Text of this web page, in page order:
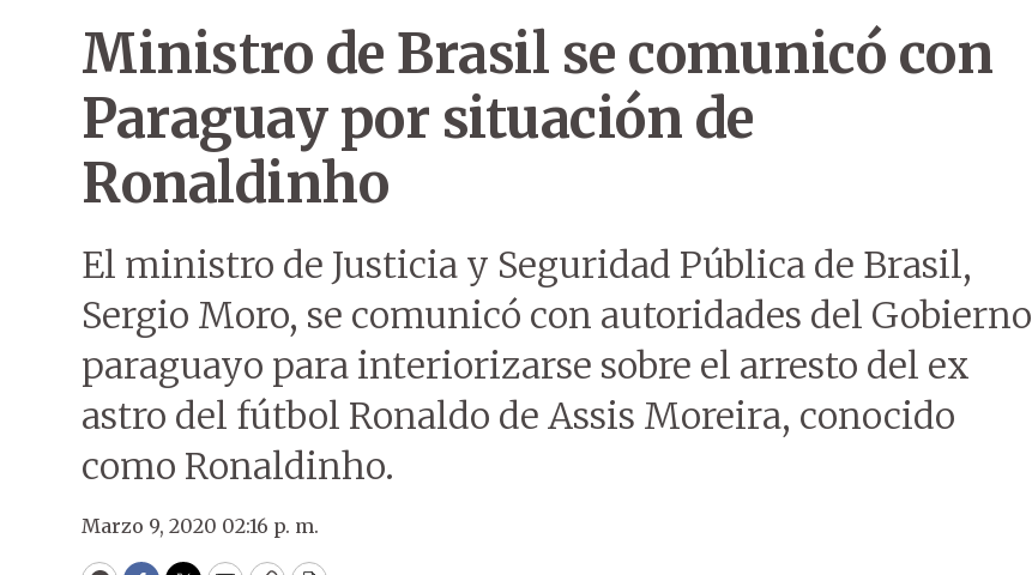
Ministro de Brasil se comunicó con
Paraguay por situación de
Ronaldinho
El ministro de Justicia y Seguridad Pública de Brasil,
Sergio Moro, se comunicó con autoridades del Gobierno
paraguayo para interiorizarse sobre el arresto del ex
astro del fútbol Ronaldo de Assis Moreira, conocido
como Ronaldinho.
Marzo 9, 2020 02:16 p. m.